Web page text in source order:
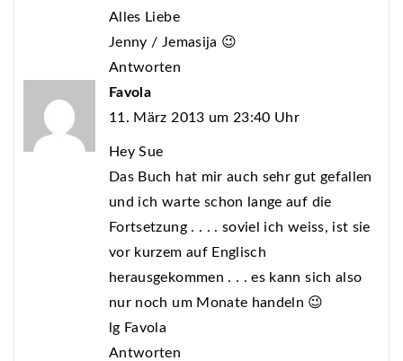
Alles Liebe
Jenny / Jemasija 😉
Antworten
Favola
11. März 2013 um 23:40 Uhr
Hey Sue
Das Buch hat mir auch sehr gut gefallen
und ich warte schon lange auf die
Fortsetzung . . . . soviel ich weiss, ist sie
vor kurzem auf Englisch
herausgekommen . . . es kann sich also
nur noch um Monate handeln 😉
lg Favola
Antworten